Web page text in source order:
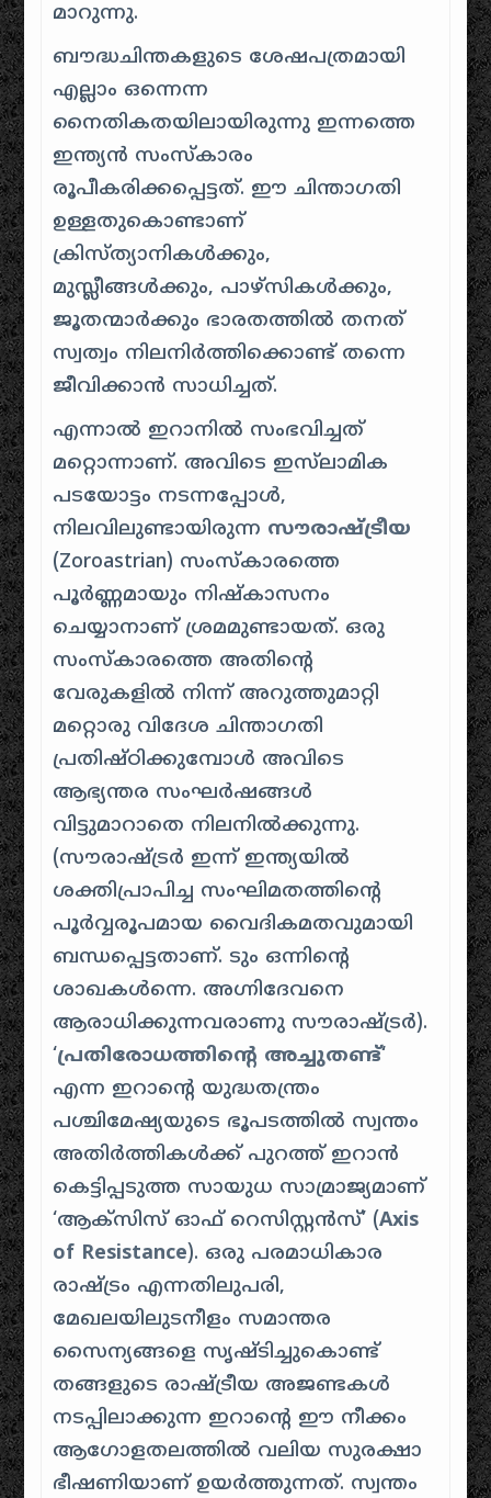
മാറുന്നു.
ബൗദ്ധചിന്തകളുടെ ശേഷപത്രമായി
എല്ലാം ഒന്നെന്ന
നൈതികതയിലായിരുന്നു ഇന്നത്തെ
ഇന്ത്യൻ സംസ്കാരം
രൂപീകരിക്കപ്പെട്ടത്. ഈ ചിന്താഗതി
ഉള്ളതുകൊണ്ടാണ്
ക്രിസ്ത്യാനികൾക്കും,
മുസ്ലീങ്ങൾക്കും, പാഴ്സികൾക്കും,
ജൂതന്മാർക്കും ഭാരതത്തിൽ തനത്
സ്വത്വം നിലനിർത്തിക്കൊണ്ട് തന്നെ
ജീവിക്കാൻ സാധിച്ചത്.
എന്നാൽ ഇറാനിൽ സംഭവിച്ചത്
മറ്റൊന്നാണ്. അവിടെ ഇസ്‌ലാമിക
പടയോട്ടം നടന്നപ്പോൾ,
നിലവിലുണ്ടായിരുന്ന സൗരാഷ്ട്രീയ
(Zoroastrian) സംസ്കാരത്തെ
പൂർണ്ണമായും നിഷ്കാസനം
ചെയ്യാനാണ് ശ്രമമുണ്ടായത്. ഒരു
സംസ്‌കാരത്തെ അതിന്റെ
വേരുകളിൽ നിന്ന് അറുത്തുമാറ്റി
മറ്റൊരു വിദേശ ചിന്താഗതി
പ്രതിഷ്ഠിക്കുമ്പോൾ അവിടെ
ആഭ്യന്തര സംഘർഷങ്ങൾ
വിട്ടുമാറാതെ നിലനിൽക്കുന്നു.
(സൗരാഷ്ട്രർ ഇന്ന് ഇന്ത്യയിൽ
ശക്തിപ്രാപിച്ച സംഘിമതത്തിന്റെ
പൂർവ്വരൂപമായ വൈദികമതവുമായി
ബന്ധപ്പെട്ടതാണ്. ടും ഒന്നിന്റെ
ശാഖകൾന്നെ. അഗ്നിദേവനെ
ആരാധിക്കുന്നവരാണു സൗരാഷ്ട്രർ).
‘പ്രതിരോധത്തിന്റെ അച്ചുതണ്ട്‘
എന്ന ഇറാന്റെ യുദ്ധതന്ത്രം ​
പശ്ചിമേഷ്യയുടെ ഭൂപടത്തിൽ സ്വന്തം
അതിർത്തികൾക്ക് പുറത്ത് ഇറാൻ
കെട്ടിപ്പടുത്ത സായുധ സാമ്രാജ്യമാണ്
‘ആക്സിസ് ഓഫ് റെസിസ്റ്റൻസ്’ (Axis
of Resistance). ഒരു പരമാധികാര
രാഷ്ട്രം എന്നതിലുപരി,
മേഖലയിലുടനീളം സമാന്തര
സൈന്യങ്ങളെ സൃഷ്ടിച്ചുകൊണ്ട്
തങ്ങളുടെ രാഷ്ട്രീയ അജണ്ടകൾ
നടപ്പിലാക്കുന്ന ഇറാന്റെ ഈ നീക്കം
ആഗോളതലത്തിൽ വലിയ സുരക്ഷാ
ഭീഷണിയാണ് ഉയർത്തുന്നത്. സ്വന്തം